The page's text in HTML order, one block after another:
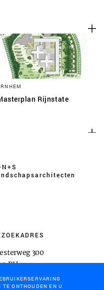
Rijnstate
300
BH
TE ONTHOUDEN EN U